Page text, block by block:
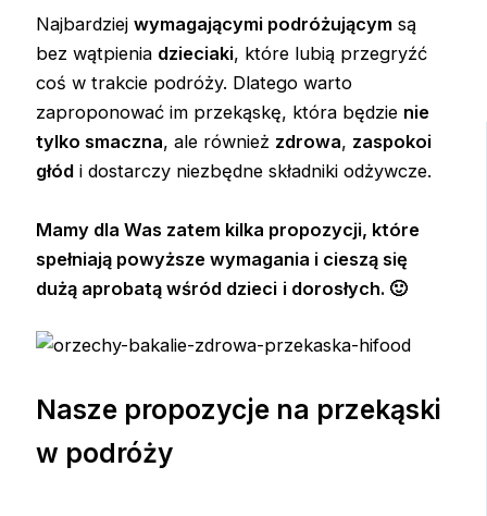
Najbardziejwymagającymi podróżującym są
bez wątpienia dzieciaki, które lubią przegryźć
coś w trakcie podróży. Dlatego warto
zaproponować im przekąskę, która będzie nie
tylko smaczna, ale również zdrowa, zaspokoi
głód i dostarczy niezbędne składniki odżywcze.
Mamy dla Was zatem kilka propozycji, które
spełniają powyższe wymagania i cieszą się
dużą aprobatą wśród dzieci i dorosłych. 🙂
Nasze propozycje na przekąski
w podróży